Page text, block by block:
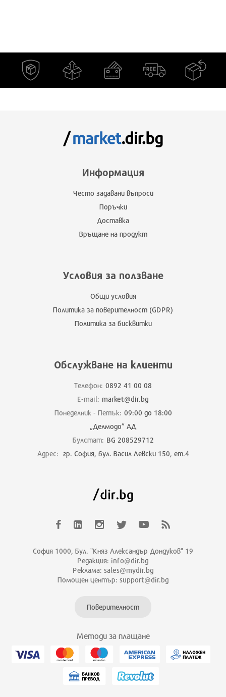
Информация
Често задавани въпроси
Поръчки
Доставка
Връщане на продукт
Условия за ползване
Общи условия
Политика за поверителност (GDPR)
Политика за бисквитки
Обслужване на клиенти
Телефон: 0892 41 00 08
E-mail: market@dir.bg
Понеделник - Петък: 09:00 до 18:00
„Делмодо” АД
Булстат: BG 208529712
Адрес: гр. София, бул. Васил Левски 150, ет.4
София 1000, Бул. "Княз Александър Дондуков" 19
Редакция: info@dir.bg
Реклама: sales@mydir.bg
Помощен център: support@dir.bg
Поверителност
Методи за плащане